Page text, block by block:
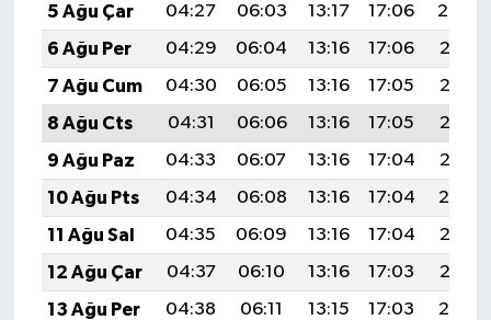
5 Ağu Çar
04:27 06:03 13:17 17:06
20:20
6 Ağu Per
04:29 06:04 13:16 17:06
20:18
7 Ağu Cum
04:30 06:05 13:16 17:05
20:17
8 Ağu Cts
04:31 06:06 13:16 17:05
20:16
9 Ağu Paz
04:33 06:07 13:16 17:04
20:15
10 Ağu Pts
04:34 06:08 13:16 17:04
20:14
11 Ağu Sal
04:35 06:09 13:16 17:04
20:13
12 Ağu Çar
04:37 06:10 13:16 17:03
20:12
13 Ağu Per
04:38 06:11 13:15 17:03
20:10